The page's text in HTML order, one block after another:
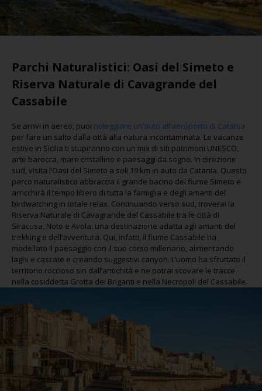
Parchi Naturalistici: Oasi del Simeto e
Riserva Naturale di Cavagrande del
Cassabile
Se arrivi in aereo, puoi noleggiare un’auto all’aeroporto di Catania
per fare un salto dalla città alla natura incontaminata. Le vacanze
estive in Sicilia ti stupiranno con un mix di siti patrimoni UNESCO,
arte barocca, mare cristallino e paesaggi da sogno. In direzione
sud, visita l’Oasi del Simeto a soli 19 km in auto da Catania. Questo
parco naturalistico abbraccia il grande bacino del fiume Simeto e
arricchirà il tempo libero di tutta la famiglia e degli amanti del
birdwatching in totale relax. Continuando verso sud, troverai la
Riserva Naturale di Cavagrande del Cassabile tra le città di
Siracusa, Noto e Avola: una destinazione adatta agli amanti del
trekking e dell’avventura. Qui, infatti, il fiume Cassabile ha
modellato il paesaggio con il suo corso millenario, alimentando
laghi e cascate e creando suggestivi canyon. L’uomo ha sfruttato il
territorio roccioso sin dall’antichità e ne potrai scovare le tracce
nella cosiddetta Grotta dei Briganti e nella Necropoli del Cassabile.